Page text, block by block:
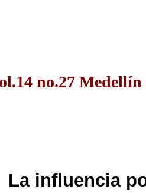
no.27 Medellín
La influencia